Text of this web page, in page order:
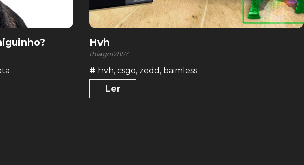
Hvh
thiago12857
# hvh, csgo, zedd , baimless
Ler